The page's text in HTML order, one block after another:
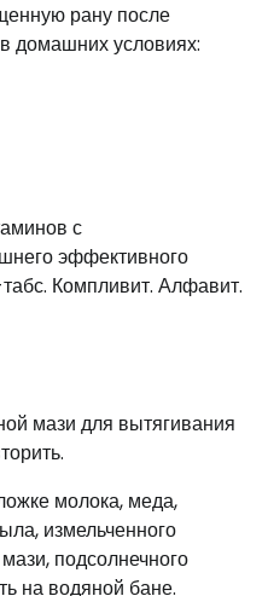
рану после
домашних условиях:
с
эффективного
Компливит. Алфавит.
мази для вытягивания
молока, меда,
измельченного
подсолнечного
на водяной бане.